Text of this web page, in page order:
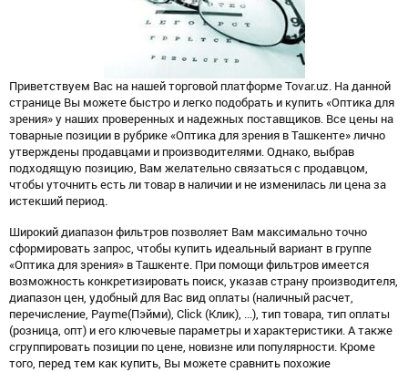
Приветствуем Вас на нашей торговой платформе Tovar.uz. На данной
странице Вы можете быстро и легко подобрать и купить «Оптика для
зрения» у наших проверенных и надежных поставщиков. Все цены на
товарные позиции в рубрике «Оптика для зрения в Ташкенте» лично
утверждены продавцами и производителями. Однако, выбрав
подходящую позицию, Вам желательно связаться с продавцом,
чтобы уточнить есть ли товар в наличии и не изменилась ли цена за
истекший период.
Широкий диапазон фильтров позволяет Вам максимально точно
сформировать запрос, чтобы купить идеальный вариант в группе
«Оптика для зрения» в Ташкенте. При помощи фильтров имеется
возможность конкретизировать поиск, указав страну производителя,
диапазон цен, удобный для Вас вид оплаты (наличный расчет,
перечисление, Payme(Пэйми), Click (Клик), ...), тип товара, тип оплаты
(розница, опт) и его ключевые параметры и характеристики. А также
сгруппировать позиции по цене, новизне или популярности. Кроме
того, перед тем как купить, Вы можете сравнить похожие